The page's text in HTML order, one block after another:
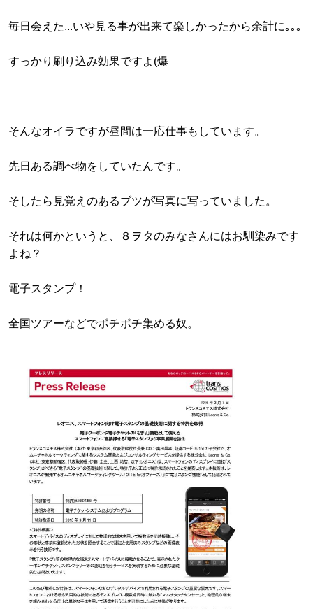
毎日会えた...いや見る事が出来て楽しかったから余計に｡｡｡
すっかり刷り込み効果ですよ(爆
そんなオイラですが昼間は一応仕事もしています。
先日ある調べ物をしていたんです。
そしたら見覚えのあるブツが写真に写っていました。
それは何かというと、８ヲタのみなさんにはお馴染みです
よね？
電子スタンプ！
全国ツアーなどでポチポチ集める奴。